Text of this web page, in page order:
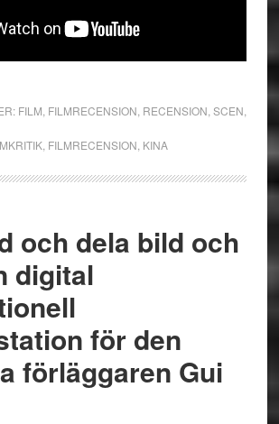
FILM FILMRECENSION RECENSION SCEN
, FILMRECENSION KINA
och dela bild och
digital
för den
förläggaren Gui